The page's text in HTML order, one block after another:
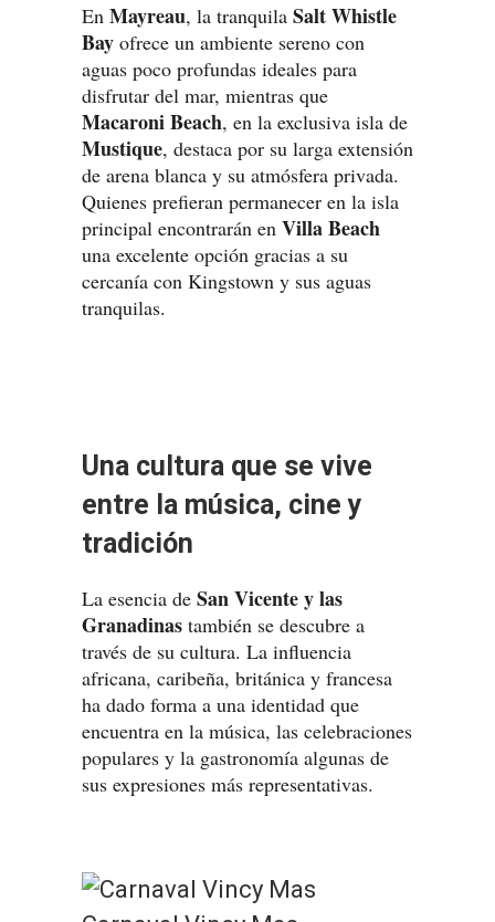
En Mayreau, la tranquila Salt Whistle
Bay ofrece un ambiente sereno con
aguas poco profundas ideales para
disfrutar del mar, mientras que
Macaroni Beach, en la exclusiva isla de
Mustique, destaca por su larga extensión
de arena blanca y su atmósfera privada.
Quienes prefieran permanecer en la isla
principal encontrarán en Villa Beach
una excelente opción gracias a su
cercanía con Kingstown y sus aguas
tranquilas.
Una cultura que se vive
entre la música, cine y
tradición
La esencia de San Vicente y las
Granadinas también se descubre a
través de su cultura. La influencia
africana, caribeña, británica y francesa
ha dado forma a una identidad que
encuentra en la música, las celebraciones
populares y la gastronomía algunas de
sus expresiones más representativas.